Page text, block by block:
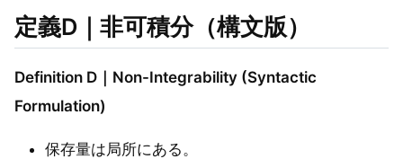
定義D｜非可積分（構文版）
Definition D｜Non-Integrability (Syntactic
Formulation)
保存量は局所にある。